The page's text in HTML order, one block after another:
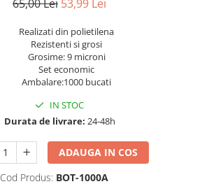
65,00 Lei 53,99 Lei
Realizati din polietilena
Rezistenti si grosi
Grosime: 9 microni
Set economic
Ambalare:1000 bucati
IN STOC
Durata de livrare: 24-48h
ADAUGA IN COS
Cod Produs: BOT-1000A